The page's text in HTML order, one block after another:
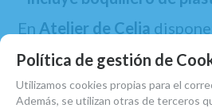
En Atelier de Celia
modelo de abrazadera para
clarinete sib,clarinete bajo
contrabajo.
Política de gestión de
Utilizamos cookies propias para el
Además, se utilizan otras de terceros